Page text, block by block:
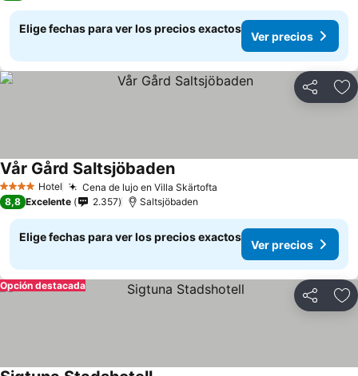
Elige fechas para ver los precios exactos
Ver precios
Compartir
4 EstrellasHotel Cena de lujo en Villa Skärtofta
Vår Gård SaltsjöbadenVer precios
8,8 Excelente 2.357 Saltsjöbaden
Elige fechas para ver los precios exactos
Ver precios
Compartir
Opción destacada